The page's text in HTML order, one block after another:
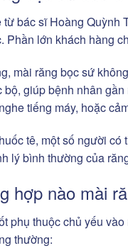
bác sĩ Hoàng Quỳnh
Phần lớn khách hàng
mài răng bọc sứ
bộ, giúp bệnh nhân
tiếng máy, hoặc
tê, một số người có
lý bình thường của
hợp nào mài
phụ thuộc chủ yếu
thường: